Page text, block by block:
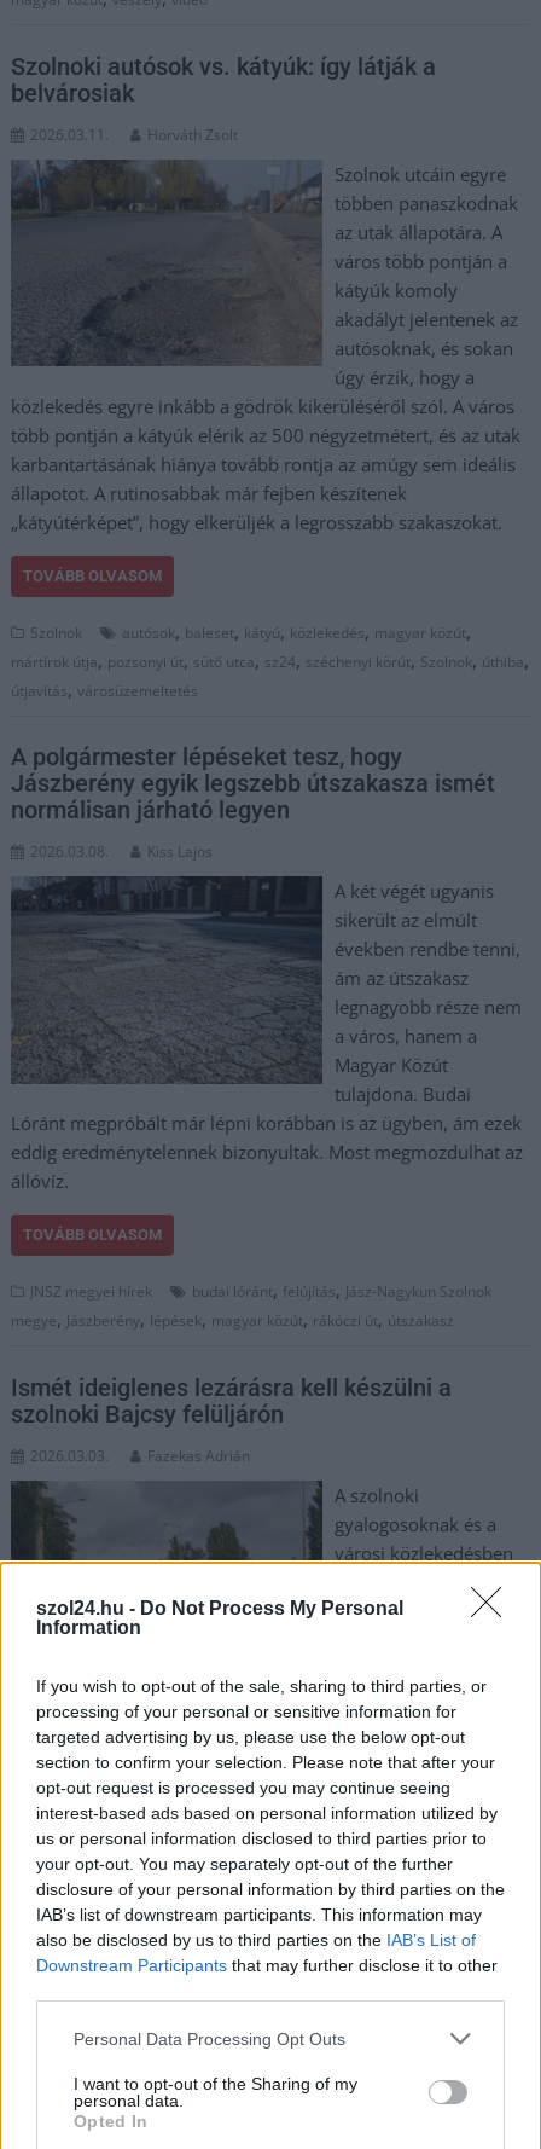
szol24.hu - Do Not Process My Personal
Information
If you wish to opt-out of the sale, sharing to third parties, or
processing of your personal or sensitive information for
targeted advertising by us, please use the below opt-out
section to confirm your selection. Please note that after your
opt-out request is processed you may continue seeing
interest-based ads based on personal information utilized by
us or personal information disclosed to third parties prior to
your opt-out. You may separately opt-out of the further
disclosure of your personal information by third parties on the
IAB’s list of downstream participants. This information may
also be disclosed by us to third parties on the IAB’s List of
Downstream Participants that may further disclose it to other
Please note that this website/app uses one or more Google
not limited to your visit or usage behaviour. You may click to
grant or deny consent to Google and its third-party tags to
use your data for below specified purposes in below Google
Personal Data Processing Opt Outs
I want to opt-out of the Sharing of my
personal data.
Opted In
Szolnoki autósok vs. kátyúk: így látják a
belvárosiak
2026.03.11. Horváth Zsolt
Szolnok utcáin egyre
többen panaszkodnak
az utak állapotára. A
város több pontján a
kátyúk komoly
akadályt jelentenek az
autósoknak, és sokan
úgy érzik, hogy a
közlekedés egyre inkább a gödrök kikerüléséről szól. A város
több pontján a kátyúk elérik az 500 négyzetmétert, és az utak
karbantartásának hiánya tovább rontja az amúgy sem ideális
állapotot. A rutinosabbak már fejben készítenek
„kátyútérképet”, hogy elkerüljék a legrosszabb szakaszokat.
TOVÁBB OLVASOM
Szolnok autósok, baleset, kátyú, közlekedés, magyar közút,
mártírok útja, pozsonyi út, sütő utca, sz24, széchenyi körút, Szolnok, úthiba,
útjavítás,városüzemeltetés
A polgármester lépéseket tesz, hogy
Jászberény egyik legszebb útszakasza ismét
normálisan járható legyen
2026.03.08. Kiss Lajos
A két végét ugyanis
sikerült az elmúlt
években rendbe tenni,
ám az útszakasz
legnagyobb része nem
a város, hanem a
Magyar Közút
tulajdona. Budai
Lóránt megpróbált már lépni korábban is az ügyben, ám ezek
eddig eredménytelennek bizonyultak. Most megmozdulhat az
állóvíz.
TOVÁBB OLVASOM
JNSZ megyei hírek budai lóránt, felújítás, Jász-Nagykun Szolnok
megye, Jászberény, lépések, magyar közút, rákóczi út, útszakasz
Ismét ideiglenes lezárásra kell készülni a
szolnoki Bajcsy felüljárón
2026.03.03. Fazekas Adrián
A szolnoki
gyalogosoknak és a
városi közlekedésben
korlátozásokkal kell
városi szakaszán. A
Magyar Közút Nonprofit Zrt. szakemberei javítási
munkálatokat végeznek a Kolozsvári úti (közismertebb nevén
Bajcsy) felüljárón, emiatt az egyik oldali járdaszakaszt napokra
lezárják a forgalom elől.
TOVÁBB OLVASOM
Szolnok felüljáró,forgalom,kolozsvári út,korlátozás,közlekedés
, , út
Szolnok megyében
2026.02.20. szol24.hu